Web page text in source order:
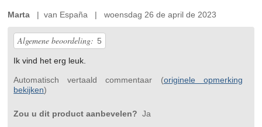
Marta | van España | woensdag 26 de april de 2023
Algemene beoordeling: 5
Ik vind het erg leuk.
Automatisch vertaald commentaar (originele opmerking
bekijken)
Zou u dit product aanbevelen? Ja